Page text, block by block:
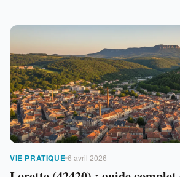
VIE PRATIQUE 6 avril 2026